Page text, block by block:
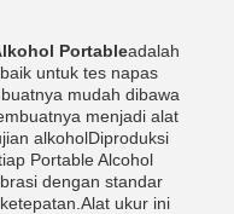
Portableadalah
untuk tes napas
mudah dibawa
menjadi alat
alkoholDiproduksi
Portable Alcohol
dengan standar
ukur ini